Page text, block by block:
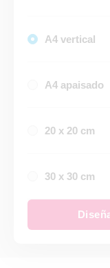
A4 vertical
A4 apaisado
20 x 20 cm
30 x 30 cm